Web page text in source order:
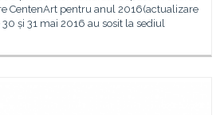
CentenArt pentru anul 2016(actualizare
și 31 mai 2016 au sosit la sediul